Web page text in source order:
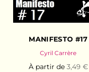
MANIFESTO #17
Cyril Carrère
À partir de 3,49 €